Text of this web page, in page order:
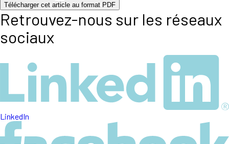
Télécharger cet article au format PDF
Retrouvez-nous sur les réseaux
sociaux
LinkedIn